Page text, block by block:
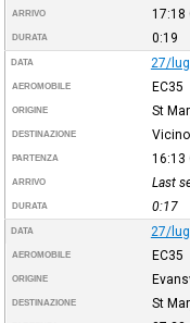
ARRIVO 17:18
DURATA 0:19
DATA 27/
AEROMOBILE EC35
ORIGINE St
DESTINAZIONE
PARTENZA 16:13
ARRIVO Last
DURATA 0:17
DATA 27/
AEROMOBILE EC35
ORIGINE
DESTINAZIONE St